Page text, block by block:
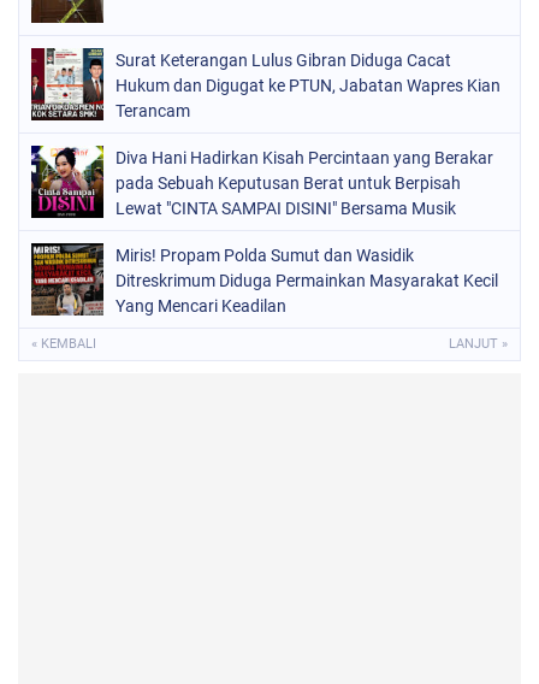
Surat Keterangan Lulus Gibran Diduga Cacat
Hukum dan Digugat ke PTUN, Jabatan Wapres Kian
Terancam
Diva Hani Hadirkan Kisah Percintaan yang Berakar
pada Sebuah Keputusan Berat untuk Berpisah
Lewat "CINTA SAMPAI DISINI" Bersama Musik
Miris! Propam Polda Sumut dan Wasidik
Ditreskrimum Diduga Permainkan Masyarakat Kecil
Yang Mencari Keadilan
« KEMBALI LANJUT »